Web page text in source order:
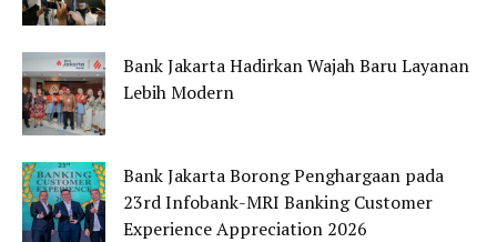
Bank Jakarta Hadirkan Wajah Baru Layanan
Lebih Modern
Bank Jakarta Borong Penghargaan pada
23rd Infobank-MRI Banking Customer
Experience Appreciation 2026